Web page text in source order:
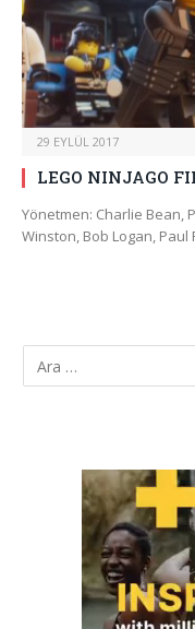
29 EYLÜL 2017
LEGO NINJAGO
Yönetmen: Charlie Bean,
Winston, Bob Logan, Paul
Video
oynatıcı